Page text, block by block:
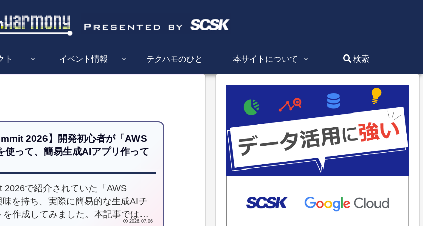
ト イベント情報 テクハモのひと 本サイトについて 検索
2026】開発初心者が「AWS
って、簡易生成AIアプリ作って
2026で紹介されていた「AWS
を持ち、実際に簡易的な生成AIチ
を作成してみました。本記事では、
2026.07.06